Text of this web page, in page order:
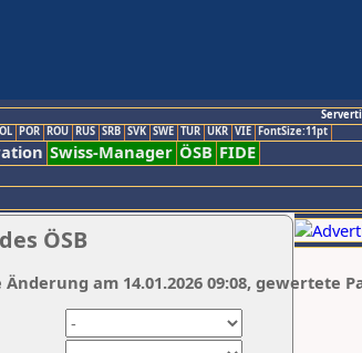
POR ROU RUS SRB SVK SWE TUR UKR VIE FontSize:11pt
Swiss-Manager ÖSB FIDE
ÖSB
Änderung am 14.01.2026 09:08, gewertete